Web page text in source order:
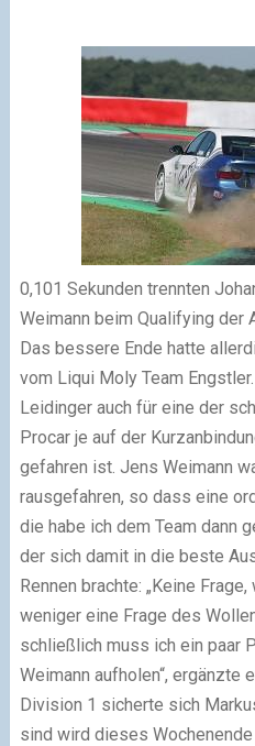
0,101 Sekunden trennten
Weimann beim Qualifying der
Das bessere Ende hatte
vom Liqui Moly Team
Leidinger auch für eine der
Procar je auf der
gefahren ist. Jens Weimann
rausgefahren, so dass eine
die habe ich dem Team dann
der sich damit in die beste
Rennen brachte: „Keine
weniger eine Frage des
schließlich muss ich ein paar
Weimann aufholen“, ergänzte
Division 1 sicherte sich
sind wird dieses